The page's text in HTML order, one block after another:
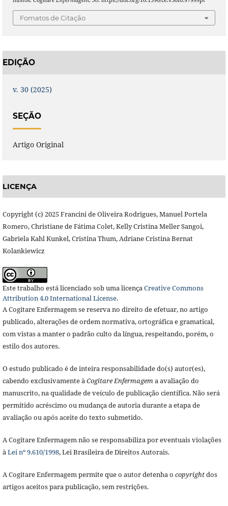
Fomatos de Citação
EDIÇÃO
v. 30 (2025)
SEÇÃO
Artigo Original
LICENÇA
Copyright (c) 2025 Francini de Oliveira Rodrigues, Manuel Portela
Romero, Christiane de Fátima Colet, Kelly Cristina Meller Sangoi,
Gabriela Kahl Kunkel, Cristina Thum, Adriane Cristina Bernat
Kolankiewicz
Este trabalho está licenciado sob uma licençaCreative Commons
Attribution 4.0 International License.
A Cogitare Enfermagem se reserva no direito de efetuar, no artigo
publicado, alterações de ordem normativa, ortográfica e gramatical,
com vistas a manter o padrão culto da língua, respeitando, porém, o
estilo dos autores.
O estudo publicado é de inteira responsabilidade do(s) autor(es),
cabendo exclusivamente àCogitare Enfermagema avaliação do
manuscrito, na qualidade de veículo de publicação científica. Não será
permitido acréscimo ou mudança de autoria durante a etapa de
avaliação ou após aceite do texto submetido.
A Cogitare Enfermagem não se responsabiliza por eventuais violações
àLei nº 9.610/1998, Lei Brasileira de Direitos Autorais.
A Cogitare Enfermagem permite que o autor detenha o copyrightdos
artigos aceitos para publicação, sem restrições.